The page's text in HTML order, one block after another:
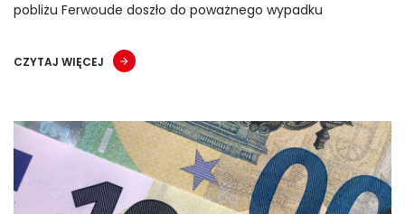
pobliżu Ferwoude doszło do poważnego wypadku
CZYTAJ WIĘCEJ